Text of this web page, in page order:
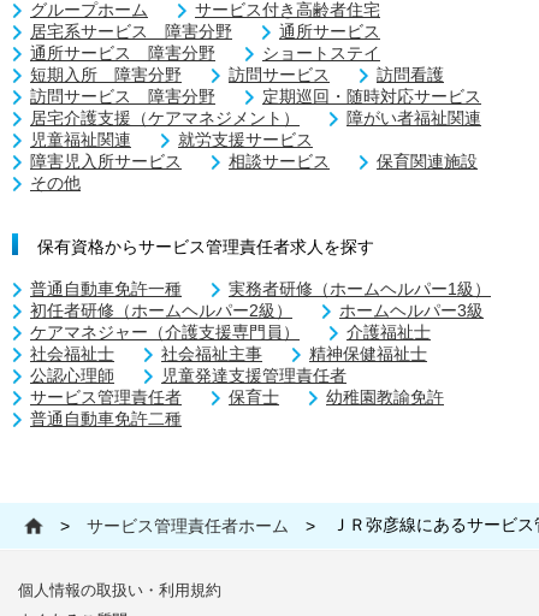
グループホーム
サービス付き高齢者住宅
居宅系サービス 障害分野
通所サービス
通所サービス 障害分野
ショートステイ
短期入所 障害分野
訪問サービス
訪問看護
訪問サービス 障害分野
定期巡回・随時対応サービス
居宅介護支援（ケアマネジメント）
障がい者福祉関連
児童福祉関連
就労支援サービス
障害児入所サービス
相談サービス
保育関連施設
その他
保有資格からサービス管理責任者求人を探す
普通自動車免許一種
実務者研修（ホームヘルパー1級）
初任者研修（ホームヘルパー2級）
ホームヘルパー3級
ケアマネジャー（介護支援専門員）
介護福祉士
社会福祉士
社会福祉主事
精神保健福祉士
公認心理師
児童発達支援管理責任者
サービス管理責任者
保育士
幼稚園教諭免許
普通自動車免許二種
> サービス管理責任者ホーム > ＪＲ弥彦線にあるサービ
個人情報の取扱い・利用規約